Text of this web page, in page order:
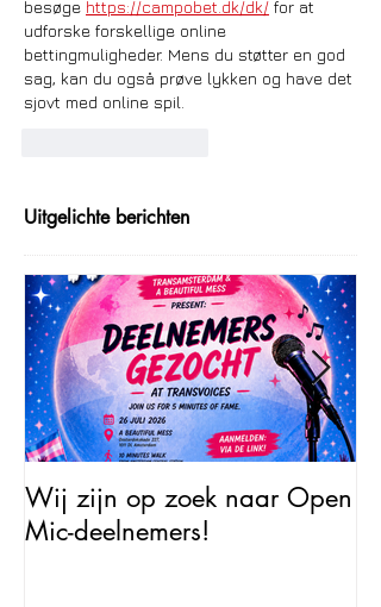
besøge https://campobet.dk/dk/ for at
udforske forskellige online
bettingmuligheder. Mens du støtter en god
sag, kan du også prøve lykken og have det
sjovt med online spil.
Uitgelichte berichten
Wij zijn op zoek naar Open
Mic-deelnemers!